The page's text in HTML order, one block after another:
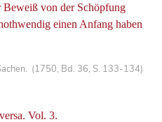
Beweiß von der Schöpfung
einen Anfang haben
(1750, Bd. 36, S. 133-134)
Vol. 3.